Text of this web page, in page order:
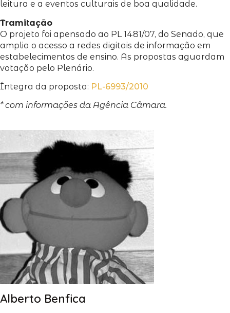
leitura e a eventos culturais de boa qualidade.
Tramitação
O projeto foi apensado ao PL 1481/07, do Senado, que
amplia o acesso a redes digitais de informação em
estabelecimentos de ensino. As propostas aguardam
votação pelo Plenário.
Íntegra da proposta: PL-6993/2010
* com informações da Agência Câmara.
Alberto Benfica